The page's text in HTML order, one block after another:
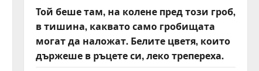
Той беше там, на колене пред този гроб,
в тишина, каквато само гробищата
могат да наложат. Белите цветя, които
държеше в ръцете си, леко трепереха.